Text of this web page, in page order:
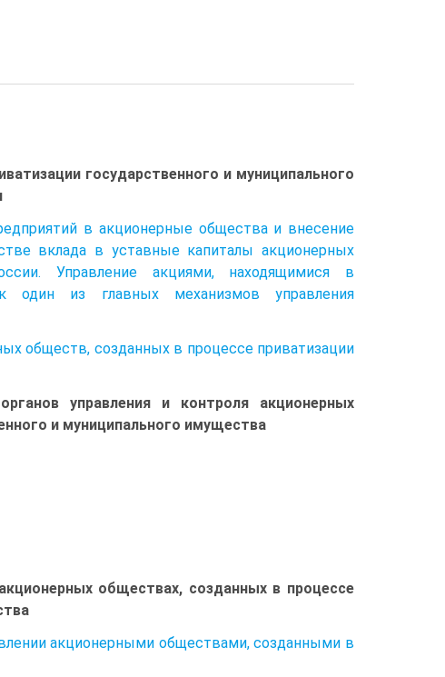
государственного и муниципального
в акционерные общества и внесение
вклада в уставные капиталы акционерных
Управление акциями, находящимися в
один из главных механизмов управления
обществ, созданных в процессе приватизации
управления и контроля акционерных
и муниципального имущества
обществах, созданных в процессе
акционерными обществами, созданными в